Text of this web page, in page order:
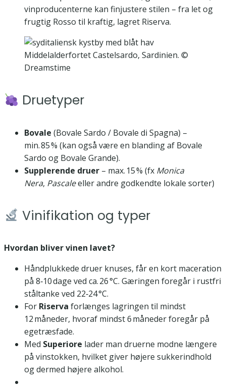
vinproducenterne kan finjustere stilen – fra let og
frugtig Rosso til kraftig, lagret Riserva.
Middelalderfortet Castelsardo, Sardinien. ©
Dreamstime
Druetyper
Bovale (Bovale Sardo / Bovale di Spagna) –
min. 85 % (kan også være en blanding af Bovale
Sardo og Bovale Grande).
Supplerende druer – max. 15 % (fx Monica
Nera, Pascaleeller andre godkendte lokale sorter)
Vinifikation og typer
Hvordan bliver vinen lavet?
Håndplukkede druer knuses, får en kort maceration
på 8‑10 dage ved ca. 26 °C. Gæringen foregår i rustfri
ståltanke ved 22‑24 °C.
For Riserva forlænges lagringen til mindst
12 måneder, hvoraf mindst 6 måneder foregår på
egetræsfade.
Med Superiore lader man druerne modne længere
på vinstokken, hvilket giver højere sukkerindhold
og dermed højere alkohol.